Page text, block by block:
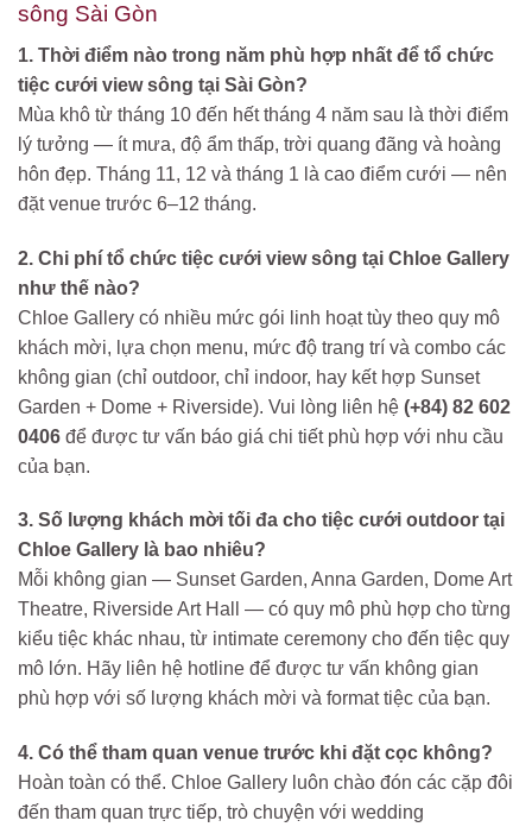
sông Sài Gòn
1. Thời điểm nào trong năm phù hợp nhất để tổ chức
tiệc cưới view sông tại Sài Gòn?
Mùa khô từ tháng 10 đến hết tháng 4 năm sau là thời điểm
lý tưởng — ít mưa, độ ẩm thấp, trời quang đãng và hoàng
hôn đẹp. Tháng 11, 12 và tháng 1 là cao điểm cưới — nên
đặt venue trước 6–12 tháng.
2. Chi phí tổ chức tiệc cưới view sông tại Chloe Gallery
như thế nào?
Chloe Gallery có nhiều mức gói linh hoạt tùy theo quy mô
khách mời, lựa chọn menu, mức độ trang trí và combo các
không gian (chỉ outdoor, chỉ indoor, hay kết hợp Sunset
Garden + Dome + Riverside). Vui lòng liên hệ (+84) 82 602
0406 để được tư vấn báo giá chi tiết phù hợp với nhu cầu
của bạn.
3. Số lượng khách mời tối đa cho tiệc cưới outdoor tại
Chloe Gallery là bao nhiêu?
Mỗi không gian — Sunset Garden, Anna Garden, Dome Art
Theatre, Riverside Art Hall — có quy mô phù hợp cho từng
kiểu tiệc khác nhau, từ intimate ceremony cho đến tiệc quy
mô lớn. Hãy liên hệ hotline để được tư vấn không gian
phù hợp với số lượng khách mời và format tiệc của bạn.
4. Có thể tham quan venue trước khi đặt cọc không?
Hoàn toàn có thể. Chloe Gallery luôn chào đón các cặp đôi
đến tham quan trực tiếp, trò chuyện với wedding